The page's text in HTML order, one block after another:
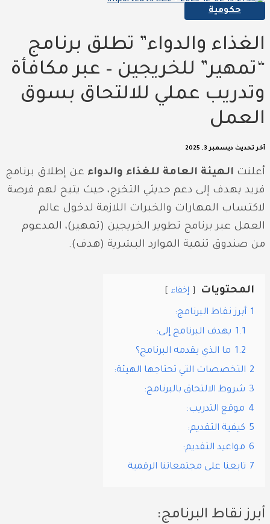
حكومية
الغذاء والدواء” تطلق برنامج
“تمهير” للخريجين – عبر مكافأة
وتدريب عملي للالتحاق بسوق
العمل
آخر تحديث ديسمبر 3, 2025
أعلنت الهيئة العامة للغذاء والدواء عن إطلاق برنامج
فريد يهدف إلى دعم حديثي التخرج، حيث يتيح لهم فرصة
لاكتساب المهارات والخبرات اللازمة لدخول عالم
العمل عبر برنامج تطوير الخريجين (تمهير)، المدعوم
من صندوق تنمية الموارد البشرية (هدف).
المحتويات إخفاء
1 أبرز نقاط البرنامج:
1.1 يهدف البرنامج إلى:
1.2 ما الذي يقدمه البرنامج؟
2 التخصصات التي تحتاجها الهيئة:
3 شروط الالتحاق بالبرنامج:
4 موقع التدريب:
5 كيفية التقديم:
6 مواعيد التقديم:
7 تابعنا على مجتمعاتنا الرقمية
أبرز نقاط البرنامج: